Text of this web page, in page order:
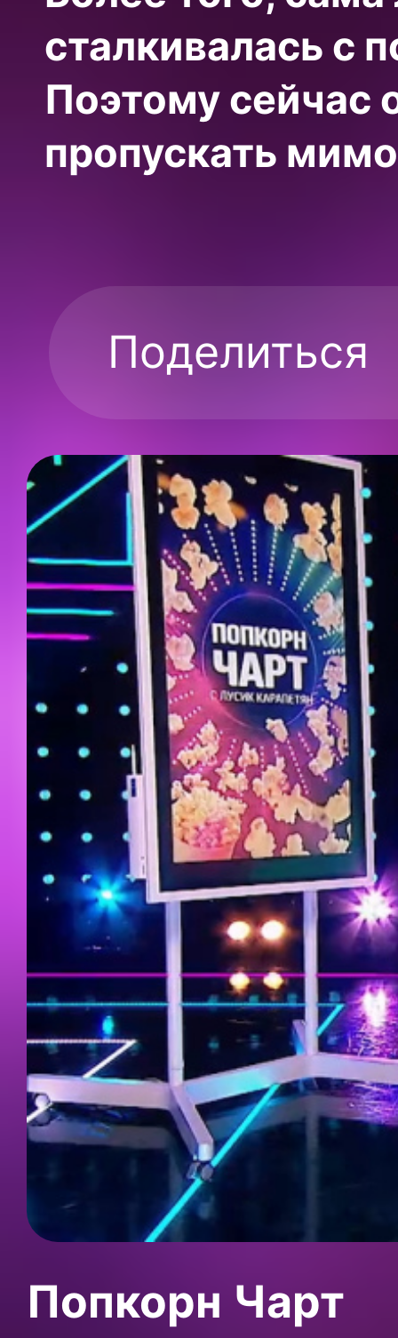
сталкивалась с
Поэтому сейчас
пропускать
Поделиться
Попкорн Чарт